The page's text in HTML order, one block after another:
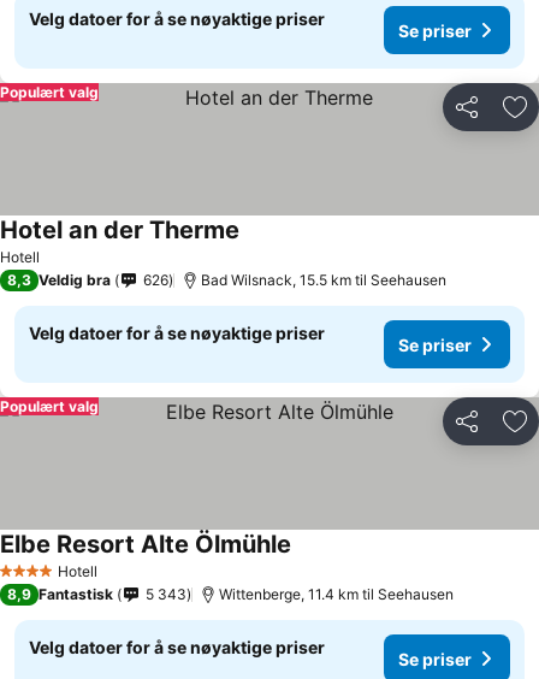
Velg datoer for å se nøyaktige priser
Se priser
Del
Populært valg
Hotell
Hotel an der Therme
8,3 Veldig bra 626 Bad Wilsnack, 15.5 km til Seehausen
Velg datoer for å se nøyaktige priser
Se priser
Del
Populært valg
4 StjernerHotell
Elbe Resort Alte Ölmühle
8,9 Fantastisk 5 343 Wittenberge, 11.4 km til Seehausen
Velg datoer for å se nøyaktige priser
Se priser